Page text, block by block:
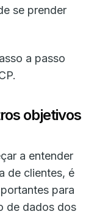
se prender
a passo
objetivos
a entender
de clientes, é
para
de dados dos